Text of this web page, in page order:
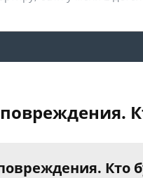
Кто